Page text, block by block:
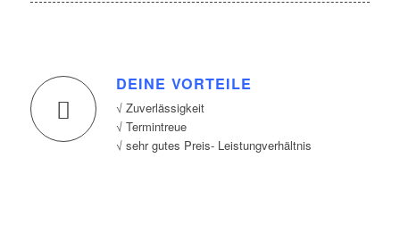
DEINE VORTEILE
√ Zuverlässigkeit
√ Termintreue
√ sehr gutes Preis- Leistungverhältnis